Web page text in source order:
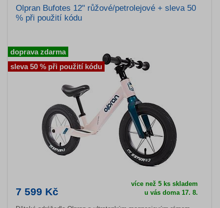
Olpran Bufotes 12" růžové/petrolejové + sleva 50
% při použití kódu
7 599 Kč
více než 5 ks skladem
u vás doma 17. 8.
doprava zdarma
sleva 50 % při použití kódu